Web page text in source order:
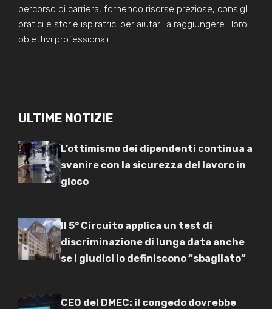
percorso di carriera, fornendo risorse preziose, consigli
pratici e storie ispiratrici per aiutarli a raggiungere i loro
obiettivi professionali.
ULTIME NOTIZIE
L’ottimismo dei dipendenti continua a
svanire con la sicurezza del lavoro in
gioco
Il 5° Circuito applica un test di
discriminazione di lunga data anche
se i giudici lo definiscono “sbagliato”
CEO del DMEC: il congedo dovrebbe